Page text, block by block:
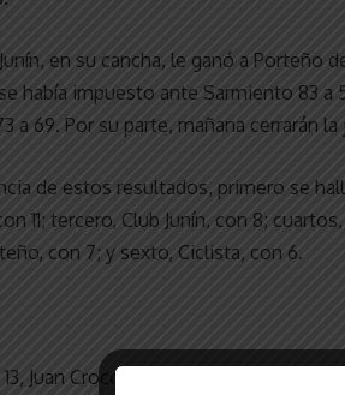
en su cancha, le ganó a Porteño
había impuesto ante Sarmiento 83 a
a 69. Por su parte, mañana cerrarán
de estos resultados, primero se
11; tercero, Club Junín, con 8;
con 7; y sexto, Ciclista, con 6.
Juan Croccolino 0, Rafael Stola 32,